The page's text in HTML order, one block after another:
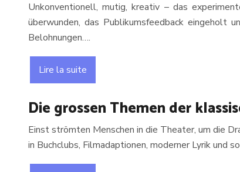
Unkonventionell, mutig, kreativ – das
überwunden, das Publikumsfeedback eingeholt
Belohnungen….
Lire la suite
Die grossen Themen der
Einst strömten Menschen in die Theater, um die
in Buchclubs, Filmadaptionen, moderner Lyrik und